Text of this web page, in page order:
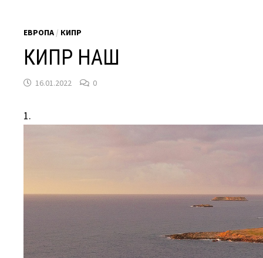
ЕВРОПА / КИПР
КИПР НАШ
16.01.2022 0
1.